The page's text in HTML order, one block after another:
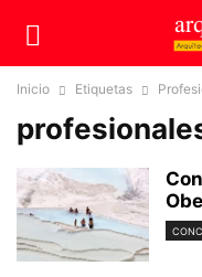
Inicio Etiquetas